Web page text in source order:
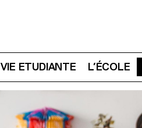
VIE ETUDIANTE L’ÉCOLE